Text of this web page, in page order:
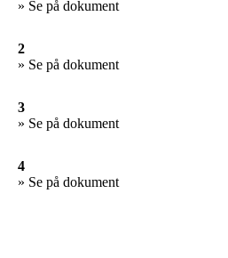
» Se på dokument
2
» Se på dokument
3
» Se på dokument
4
» Se på dokument